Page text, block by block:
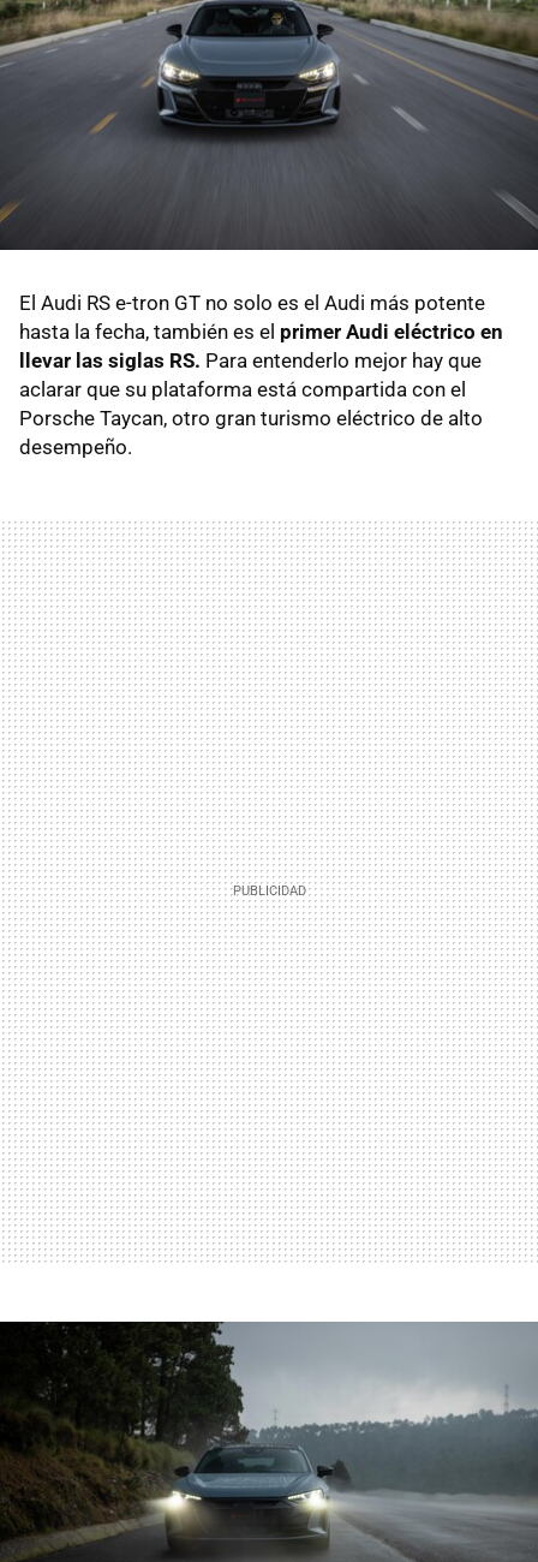
El Audi RS e-tron GT no solo es el Audi más potente
hasta la fecha, también es el primer Audi eléctrico en
llevar las siglas RS. Para entenderlo mejor hay que
aclarar que su plataforma está compartida con el
Porsche Taycan, otro gran turismo eléctrico de alto
desempeño.